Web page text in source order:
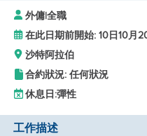
外傭|全職
在此日期前開始: 10日10月
沙特阿拉伯
合約狀況: 任何狀況
休息日:彈性
工作描述